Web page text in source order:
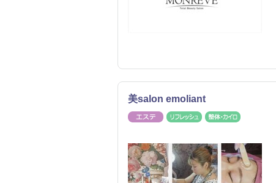
美salon emoliant
エステ リフレッシュ